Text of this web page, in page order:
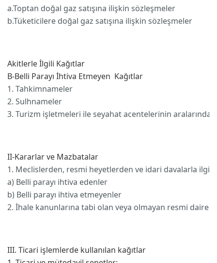
a.Toptan doğal gaz satışına ilişkin sözleşmeler
b.Tüketicilere doğal gaz satışına ilişkin sözleşmeler
Akitlerle İlgili Kağıtlar
B-Belli Parayı İhtiva Etmeyen Kağıtlar
1. Tahkimnameler
2. Sulhnameler
3. Turizm işletmeleri ile seyahat acentelerinin
II-Kararlar ve Mazbatalar
1. Meclislerden, resmi heyetlerden ve idari davalarla
a) Belli parayı ihtiva edenler
b) Belli parayı ihtiva etmeyenler
2. İhale kanunlarına tabi olan veya olmayan resmi daire
III. Ticari işlemlerde kullanılan kağıtlar